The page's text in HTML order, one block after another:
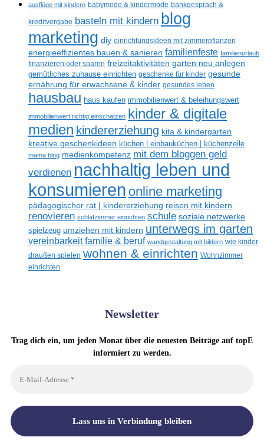
ausflüge mit kindern babymode & kindermode bankgespräch &
kreditvergabe basteln mit kindern blog
marketing diy einrichtungsideen mit zimmerpflanzen
energieeffizientes bauen & sanieren familienfeste familienurlaub
finanzieren oder sparen freizeitaktivitäten garten neu anlegen
gemütliches zuhause einrichten geschenke für kinder gesunde
ernährung für erwachsene & kinder gesundes leben
hausbau haus kaufen immobilienwert & beleihungswert
immobilienwert richtig einschätzen kinder & digitale
medien kindererziehung kita & kindergarten
kreative geschenkideen küchen | einbauküchen | küchenzeile
mama blog medienkompetenz mit dem bloggen geld
verdienen nachhaltig leben und
konsumieren online marketing
pädagogischer rat | kindererziehung reisen mit kindern
renovieren schlafzimmer einrichten schule soziale netzwerke
spielzeug umziehen mit kindern unterwegs im garten
vereinbarkeit familie & beruf wandgestaltung mit bildern wie kinder
draußen spielen wohnen & einrichten Wohnzimmer
einrichten
Newsletter
Trag dich ein, um jeden Monat über die neuesten Beiträge auf topE
informiert zu werden.